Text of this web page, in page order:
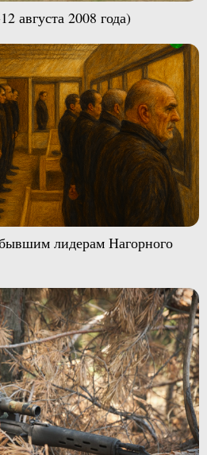
августа 2008 года)
лидерам Нагорного